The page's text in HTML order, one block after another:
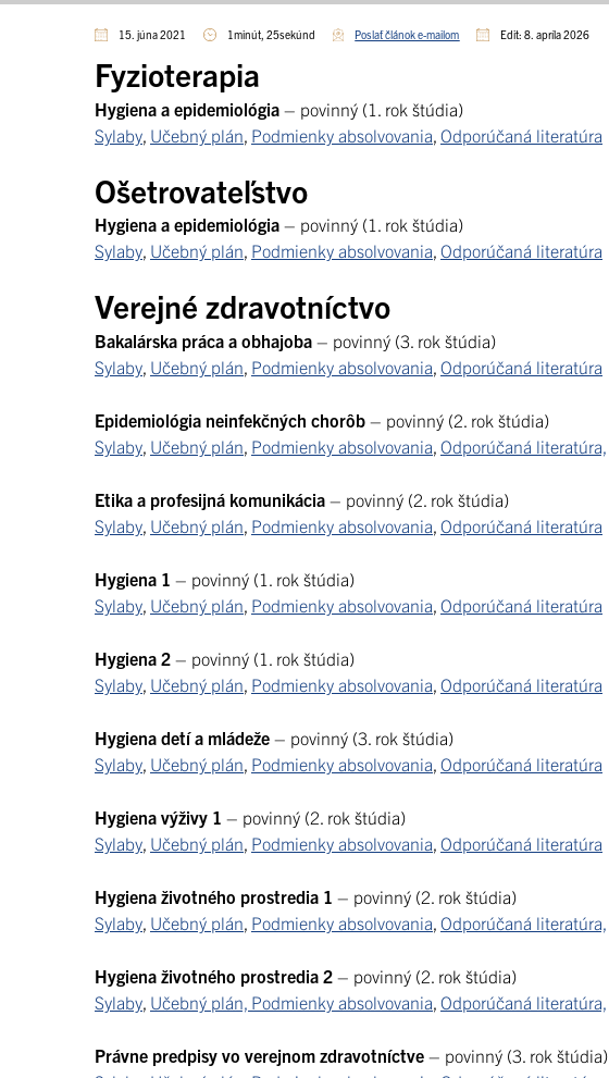
15. júna 2021 1minút, 25sekúnd Poslať článok e-mailom Edit: 8. apríla 2026
Fyzioterapia
Hygiena a epidemiológia – povinný (1. rok štúdia)
Sylaby Učebný plán Podmienky absolvovania Odporúčaná literatúra
Ošetrovateľstvo
Hygiena a epidemiológia – povinný (1. rok štúdia)
Sylaby, Učebný plán, Podmienky absolvovania, Odporúčaná literatúra
Verejné zdravotníctvo
Bakalárska práca a obhajoba – povinný (3. rok štúdia)
Sylaby Učebný plán Podmienky absolvovania Odporúčaná literatúra
Epidemiológia neinfekčných chorôb – povinný (2. rok štúdia)
Sylaby Učebný plán Podmienky absolvovania Odporúčaná literatúra,
Etika a profesijná komunikácia – povinný (2. rok štúdia)
Sylaby Učebný plán Podmienky absolvovania Odporúčaná literatúra
Hygiena 1 – povinný (1. rok štúdia)
Sylaby Učebný plán Podmienky absolvovania Odporúčaná literatúra
Hygiena 2 – povinný (1. rok štúdia)
Sylaby Učebný plán Podmienky absolvovania Odporúčaná literatúra
Hygiena detí a mládeže – povinný (3. rok štúdia)
Sylaby Učebný plán Podmienky absolvovania Odporúčaná literatúra
Hygiena výživy 1 – povinný (2. rok štúdia)
Sylaby Učebný plán Podmienky absolvovania Odporúčaná literatúra
Hygiena životného prostredia 1 – povinný (2. rok štúdia)
Sylaby Učebný plán Podmienky absolvovania Odporúčaná literatúra,
Hygiena životného prostredia 2 – povinný (2. rok štúdia)
Sylaby Učebný plán, Podmienky absolvovania Odporúčaná literatúra,
Právne predpisy vo verejnom zdravotníctve – povinný (3. rok štúdia)